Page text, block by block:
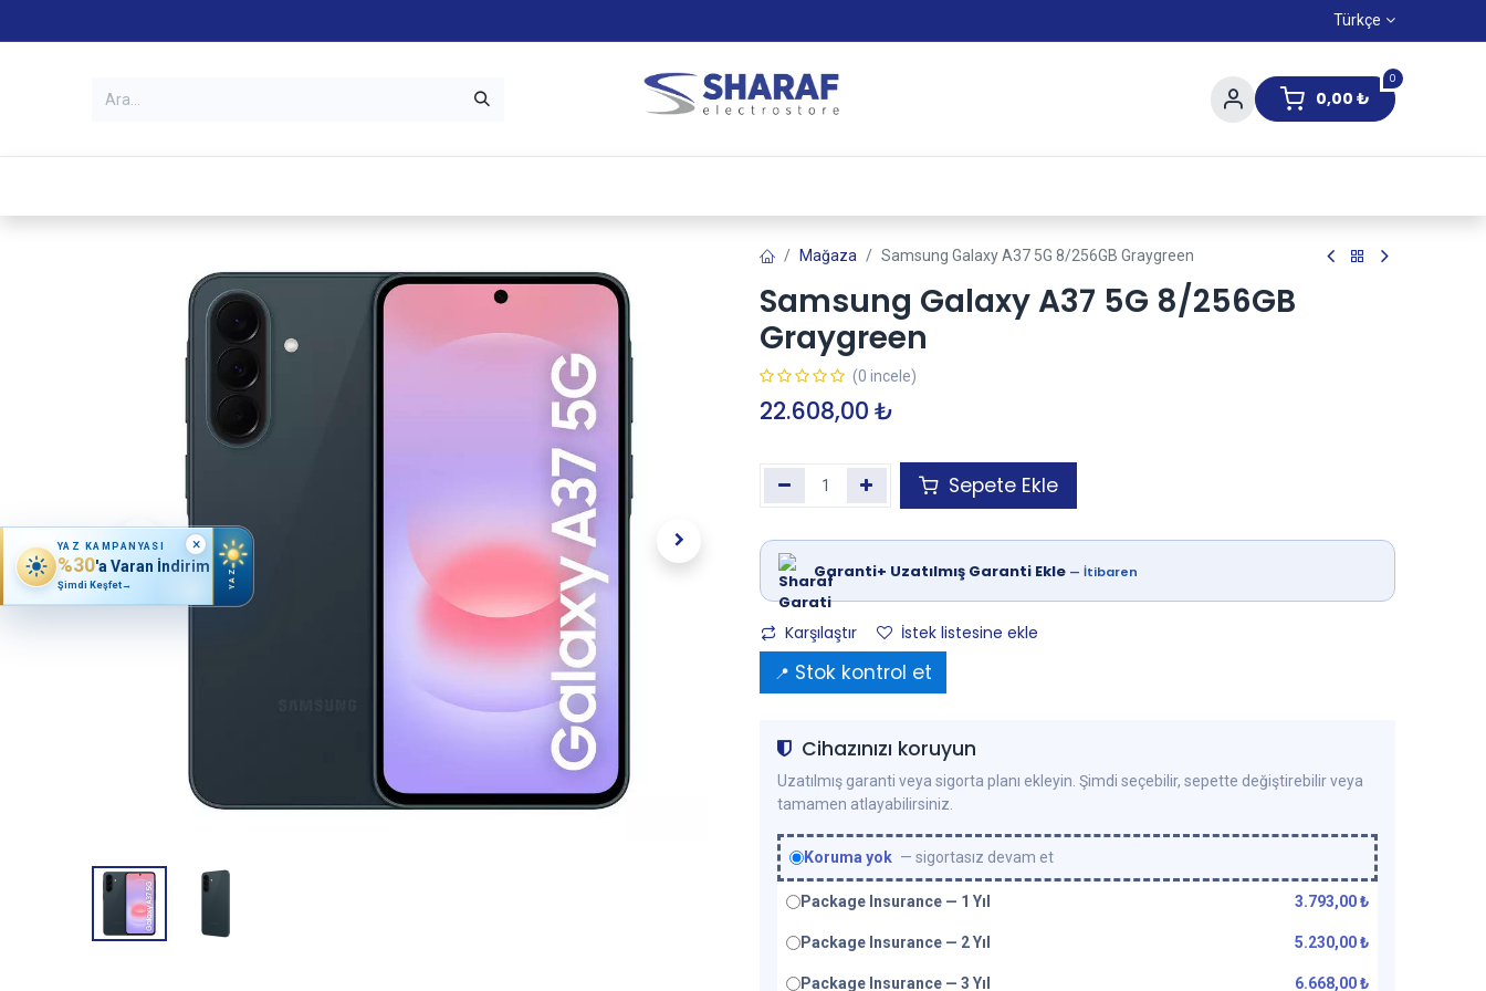
Türkçe
0
0,00 ₺
Mağaza Samsung Galaxy A37 5G 8/256GB Graygreen
Samsung Galaxy A37 5G 8/256GB
Graygreen
(0 incele)
22.608,00 ₺
Sepete Ekle
Garanti+ Uzatılmış Garanti Ekle — İtibaren
Karşılaştır
İstek listesine ekle
📍 Stok kontrol et
Cihazınızı koruyun
Uzatılmış garanti veya sigorta planı ekleyin. Şimdi seçebilir, sepette değiştirebilir veya
tamamen atlayabilirsiniz.
Koruma yok — sigortasız devam et
Package Insurance — 1 Yıl 3.793,00₺
Package Insurance — 2 Yıl 5.230,00₺
Package Insurance — 3 Yıl 6.668,00₺
YAZ KAMPANYASI
%30'a Varan İndirim
Şimdi Keşfet→ YAZ
×